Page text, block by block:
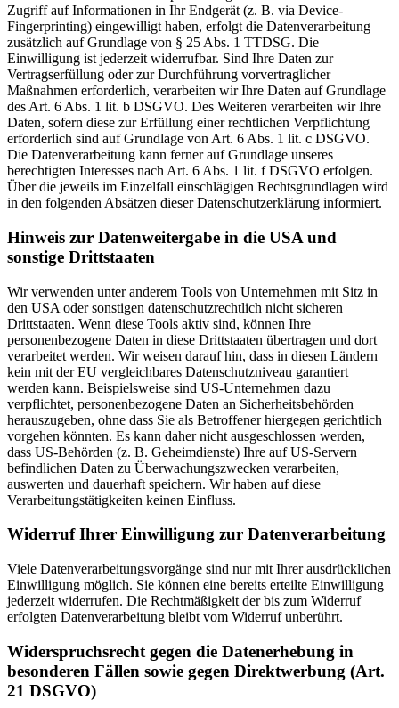
Zugriff auf Informationen in Ihr Endgerät (z. B. via Device-
Fingerprinting) eingewilligt haben, erfolgt die Datenverarbeitung
zusätzlich auf Grundlage von § 25 Abs. 1 TTDSG. Die
Einwilligung ist jederzeit widerrufbar. Sind Ihre Daten zur
Vertragserfüllung oder zur Durchführung vorvertraglicher
Maßnahmen erforderlich, verarbeiten wir Ihre Daten auf Grundlage
des Art. 6 Abs. 1 lit. b DSGVO. Des Weiteren verarbeiten wir Ihre
Daten, sofern diese zur Erfüllung einer rechtlichen Verpflichtung
erforderlich sind auf Grundlage von Art. 6 Abs. 1 lit. c DSGVO.
Die Datenverarbeitung kann ferner auf Grundlage unseres
berechtigten Interesses nach Art. 6 Abs. 1 lit. f DSGVO erfolgen.
Über die jeweils im Einzelfall einschlägigen Rechtsgrundlagen wird
in den folgenden Absätzen dieser Datenschutzerklärung informiert.
Hinweis zur Datenweitergabe in die USA und
sonstige Drittstaaten
Wir verwenden unter anderem Tools von Unternehmen mit Sitz in
den USA oder sonstigen datenschutzrechtlich nicht sicheren
Drittstaaten. Wenn diese Tools aktiv sind, können Ihre
personenbezogene Daten in diese Drittstaaten übertragen und dort
verarbeitet werden. Wir weisen darauf hin, dass in diesen Ländern
kein mit der EU vergleichbares Datenschutzniveau garantiert
werden kann. Beispielsweise sind US-Unternehmen dazu
verpflichtet, personenbezogene Daten an Sicherheitsbehörden
herauszugeben, ohne dass Sie als Betroffener hiergegen gerichtlich
vorgehen könnten. Es kann daher nicht ausgeschlossen werden,
dass US-Behörden (z. B. Geheimdienste) Ihre auf US-Servern
befindlichen Daten zu Überwachungszwecken verarbeiten,
auswerten und dauerhaft speichern. Wir haben auf diese
Verarbeitungstätigkeiten keinen Einfluss.
Widerruf Ihrer Einwilligung zur Datenverarbeitung
Viele Datenverarbeitungsvorgänge sind nur mit Ihrer ausdrücklichen
Einwilligung möglich. Sie können eine bereits erteilte Einwilligung
jederzeit widerrufen. Die Rechtmäßigkeit der bis zum Widerruf
erfolgten Datenverarbeitung bleibt vom Widerruf unberührt.
Widerspruchsrecht gegen die Datenerhebung in
besonderen Fällen sowie gegen Direktwerbung (Art.
21 DSGVO)